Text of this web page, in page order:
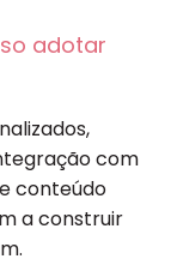
adotar
com
conteúdo
a construir